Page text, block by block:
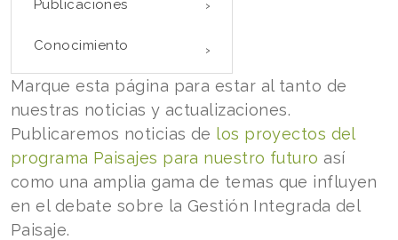
Publicaciones
Conocimiento
Marque esta página para estar al tanto de
nuestras noticias y actualizaciones.
Publicaremos noticias de los proyectos del
programa Paisajes para nuestro futuro así
como una amplia gama de temas que influyen
en el debate sobre la Gestión Integrada del
Paisaje.